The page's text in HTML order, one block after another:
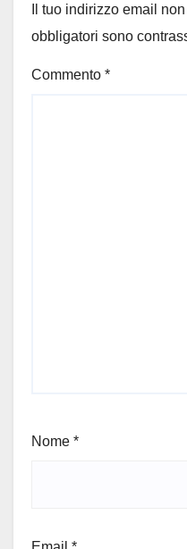
Il tuo indirizzo email
obbligatori sono
Commento *
Nome *